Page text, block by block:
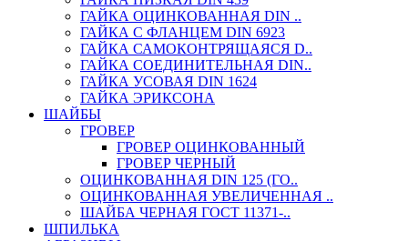
ГАЙКА ОЦИНКОВАННАЯ DIN ..
ГАЙКА С ФЛАНЦЕМ DIN 6923
ГАЙКА САМОКОНТРЯЩАЯСЯ D..
ГАЙКА СОЕДИНИТЕЛЬНАЯ DIN..
ГАЙКА УСОВАЯ DIN 1624
ГАЙКА ЭРИКСОНА
ШАЙБЫ
ГРОВЕР
ГРОВЕР ОЦИНКОВАННЫЙ
ГРОВЕР ЧЕРНЫЙ
ОЦИНКОВАННАЯ DIN 125 (ГО..
ОЦИНКОВАННАЯ УВЕЛИЧЕННАЯ ..
ШАЙБА ЧЕРНАЯ ГОСТ 11371-..
ШПИЛЬКА